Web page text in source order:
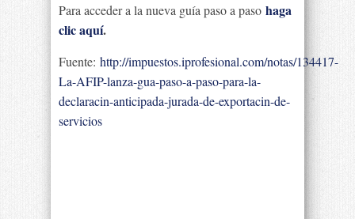
Para acceder a la nueva guía paso a paso haga
clic aquí.
Fuente: http://impuestos.iprofesional.com/notas/134417-
La-AFIP-lanza-gua-paso-a-paso-para-la-
declaracin-anticipada-jurada-de-exportacin-de-
servicios